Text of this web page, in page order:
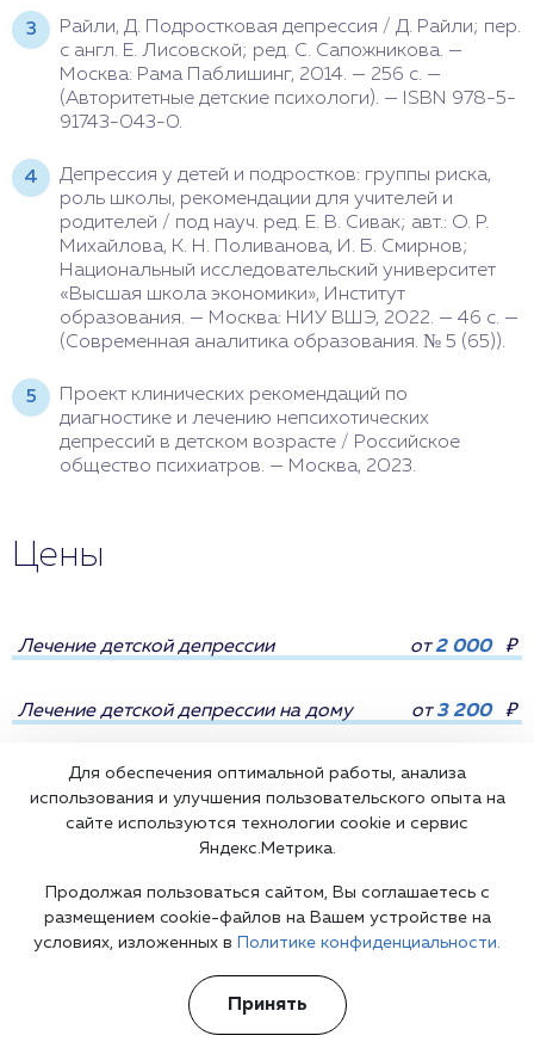
Райли, Д. Подростковая депрессия / Д. Райли; пер.
с англ. Е. Лисовской; ред. С. Сапожникова. —
Москва: Рама Паблишинг, 2014. — 256 с. —
(Авторитетные детские психологи). — ISBN 978-5-
91743-043-0.
Депрессия у детей и подростков: группы риска,
роль школы, рекомендации для учителей и
родителей / под науч. ред. Е. В. Сивак; авт.: О. Р.
Михайлова, К. Н. Поливанова, И. Б. Смирнов;
Национальный исследовательский университет
«Высшая школа экономики», Институт
образования. — Москва: НИУ ВШЭ, 2022. — 46 с. —
(Современная аналитика образования. № 5 (65)).
Проект клинических рекомендаций по
диагностике и лечению непсихотических
депрессий в детском возрасте / Российское
общество психиатров. — Москва, 2023.
Цены
Лечение детской депрессии от2 000 ₽
Лечение детской депрессии на дому от3 200 ₽
Лечение психических
Для обеспечения оптимальной работы, анализа
использования и улучшения пользовательского опыта на
сайте используются технологии cookie и сервис
Яндекс.Метрика.
Продолжая пользоваться сайтом, Вы соглашаетесь с
размещением cookie-файлов на Вашем устройстве на
условиях, изложенных в
Политике конфиденциальности.
Принять